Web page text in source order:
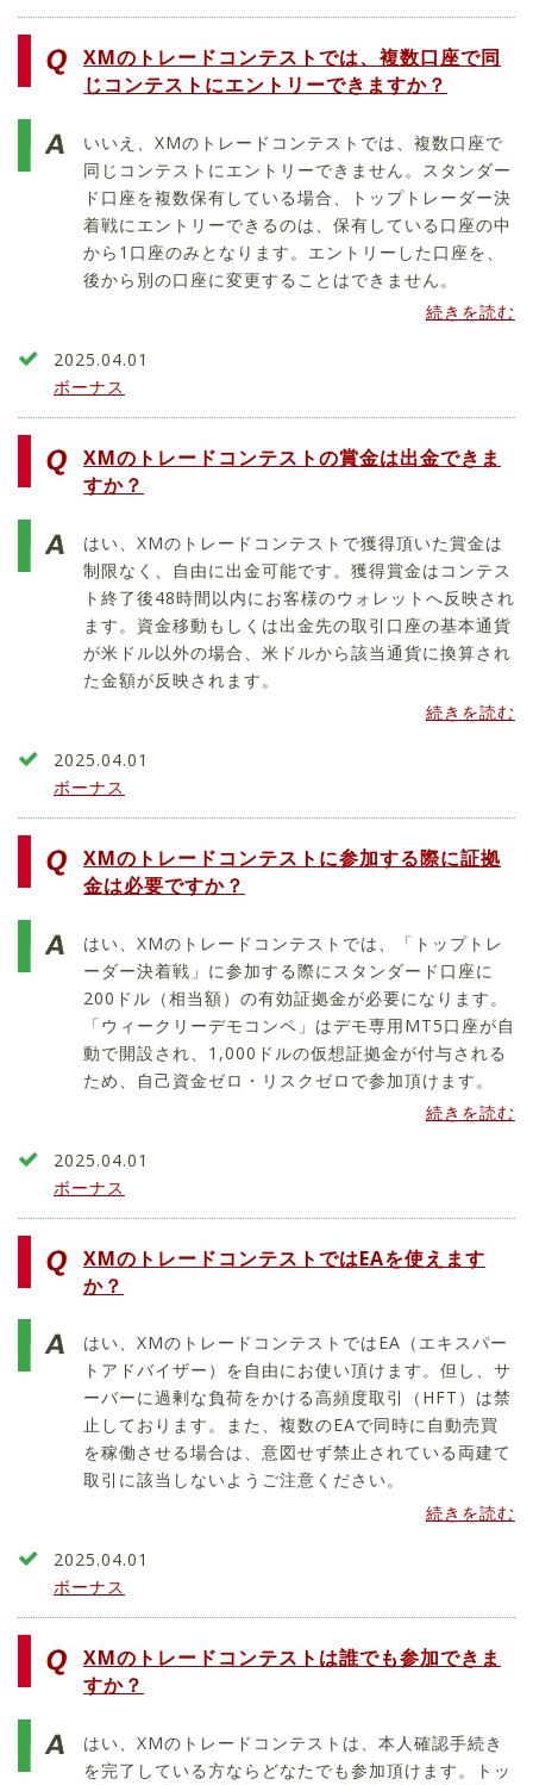
XMのトレードコンテストでは、複数口座で同
じコンテストにエントリーできますか？
いいえ、XMのトレードコンテストでは、複数口座で
同じコンテストにエントリーできません。スタンダー
ド口座を複数保有している場合、トップトレーダー決
着戦にエントリーできるのは、保有している口座の中
から1口座のみとなります。エントリーした口座を、
後から別の口座に変更することはできません。
続きを読む
2025.04.01
ボーナス
XMのトレードコンテストの賞金は出金できま
すか？
はい、XMのトレードコンテストで獲得頂いた賞金は
制限なく、自由に出金可能です。獲得賞金はコンテス
ト終了後48時間以内にお客様のウォレットへ反映され
ます。資金移動もしくは出金先の取引口座の基本通貨
が米ドル以外の場合、米ドルから該当通貨に換算され
た金額が反映されます。
続きを読む
2025.04.01
ボーナス
XMのトレードコンテストに参加する際に証拠
金は必要ですか？
はい、XMのトレードコンテストでは、「トップトレ
ーダー決着戦」に参加する際にスタンダード口座に
200ドル（相当額）の有効証拠金が必要になります。
「ウィークリーデモコンペ」はデモ専用MT5口座が自
動で開設され、1,000ドルの仮想証拠金が付与される
ため、自己資金ゼロ・リスクゼロで参加頂けます。
続きを読む
2025.04.01
ボーナス
XMのトレードコンテストではEAを使えます
か？
はい、XMのトレードコンテストではEA（エキスパー
トアドバイザー）を自由にお使い頂けます。但し、サ
ーバーに過剰な負荷をかける高頻度取引（HFT）は禁
止しております。また、複数のEAで同時に自動売買
を稼働させる場合は、意図せず禁止されている両建て
取引に該当しないようご注意ください。
続きを読む
2025.04.01
ボーナス
XMのトレードコンテストは誰でも参加できま
すか？
はい、XMのトレードコンテストは、本人確認手続き
を完了している方ならどなたでも参加頂けます。トッ